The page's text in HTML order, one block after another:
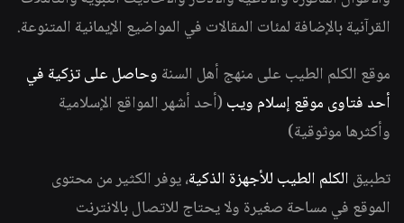
القرآنية بالإضافة لمئات المقالات في المواضيع الإيمانية المتنوعة.
موقع الكلم الطيب على منهج أهل السنة وحاصل على تزكية في
أحد فتاوى موقع إسلام ويب (أحد أشهر المواقع الإسلامية
وأكثرها موثوقية)
تطبيق الكلم الطيب للأجهزة الذكية، يوفر الكثير من محتوى
الموقع في مساحة صغيرة ولا يحتاج للاتصال بالانترنت